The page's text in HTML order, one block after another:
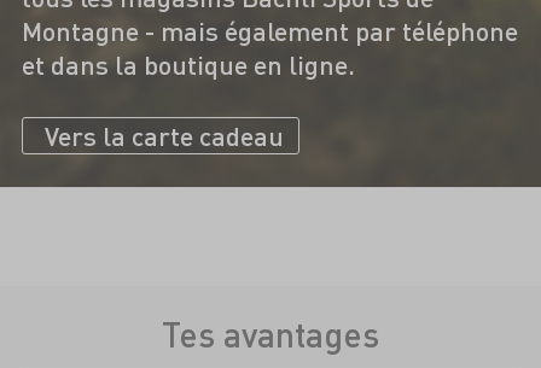
Montagne - mais également par téléphone
et dans la boutique en ligne.
Vers la carte cadeau
Tes avantages